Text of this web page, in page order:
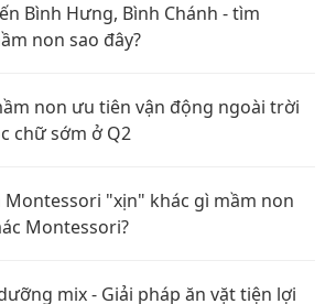
Bình Hưng, Bình Chánh - tìm
non sao đây?
non ưu tiên vận động ngoài trời
chữ sớm ở Q2
Montessori "xịn" khác gì mầm non
Montessori?
mix - Giải pháp ăn vặt tiện lợi